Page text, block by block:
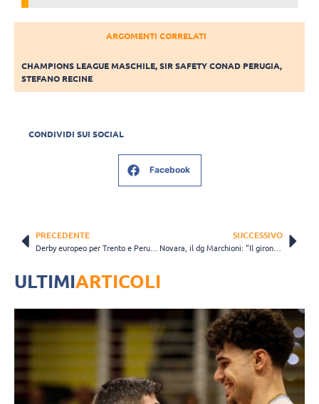
ARGOMENTI CORRELATI
CHAMPIONS LEAGUE MASCHILE,SIR SAFETY CONAD PERUGIA,
STEFANO RECINE
CONDIVIDI SUI SOCIAL
Facebook
PRECEDENTE SUCCESSIVO
Novara, il dg Marchioni: “Il girone non è sicuramente dei migliori”
ULTIMIARTICOLI